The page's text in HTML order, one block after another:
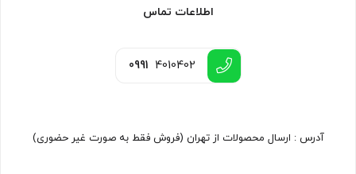
اطلاعات تماس
0991 4010402
آدرس : ارسال محصولات از تهران (فروش فقط به صورت غیر حضوری)